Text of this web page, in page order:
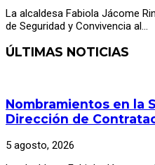
La alcaldesa Fabiola Jácome
de Seguridad y Convivencia al…
ÚLTIMAS NOTICIAS
Nombramientos en la
Dirección de
5 agosto, 2026